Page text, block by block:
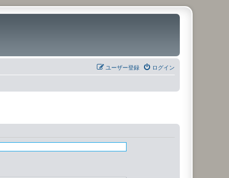
ログイン
ユーザー登録